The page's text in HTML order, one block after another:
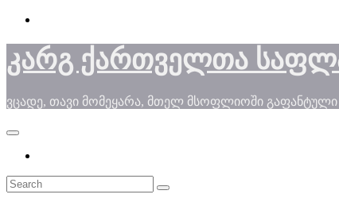
Skip
content
კარგ ქართველთა
ვცადე, თავი მომეყარა, მთელ მსოფლიოში